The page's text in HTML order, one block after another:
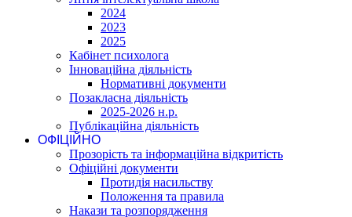
2024
2023
2025
Кабінет психолога
Інноваційна діяльність
Нормативні документи
Позакласна діяльність
2025-2026 н.р.
Публікаційна діяльність
ОФІЦІЙНО
Прозорість та інформаційна відкритість
Офіційні документи
Протидія насильству
Положення та правила
Накази та розпорядження